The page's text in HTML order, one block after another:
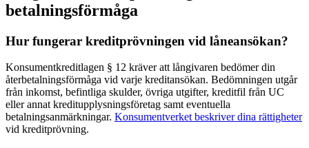
betalningsförmåga
Hur fungerar kreditprövningen vid låneansökan?
Konsumentkreditlagen § 12 kräver att långivaren bedömer din
återbetalningsförmåga vid varje kreditansökan. Bedömningen utgår
från inkomst, befintliga skulder, övriga utgifter, kreditfil från UC
eller annat kreditupplysningsföretag samt eventuella
betalningsanmärkningar. Konsumentverket beskriver dina rättigheter
vid kreditprövning.